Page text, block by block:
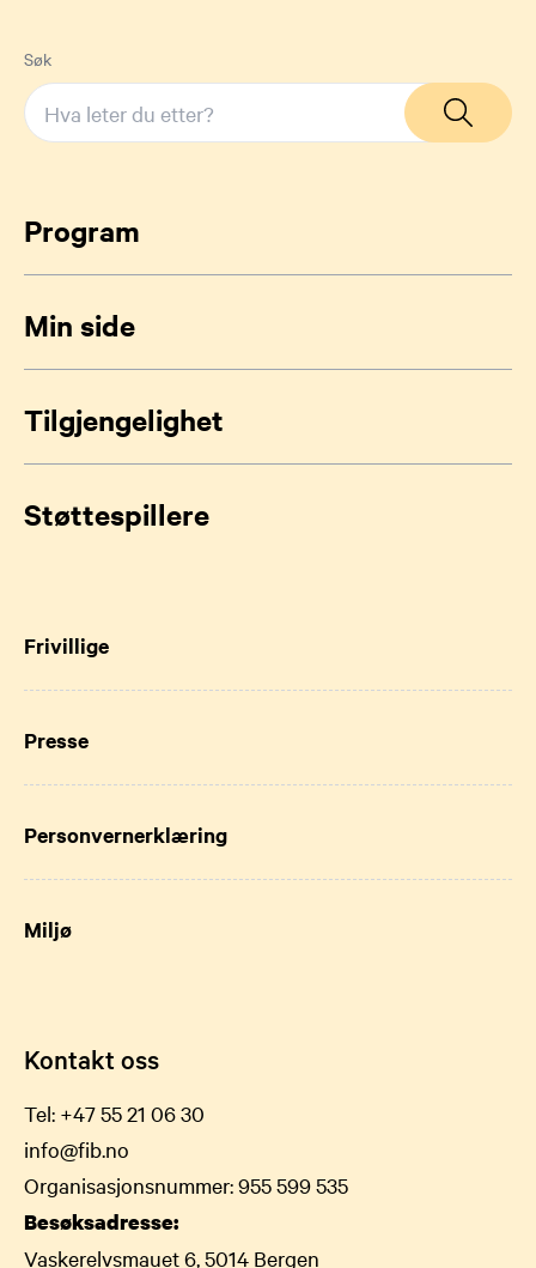
Søk
Program
Min side
Tilgjengelighet
Støttespillere
Frivillige
Presse
Personvernerklæring
Miljø
Kontakt oss
Tel: +47 55 21 06 30
info@fib.no
Organisasjonsnummer: 955 599 535
Besøksadresse:
Vaskerelvsmauet 6, 5014 Bergen